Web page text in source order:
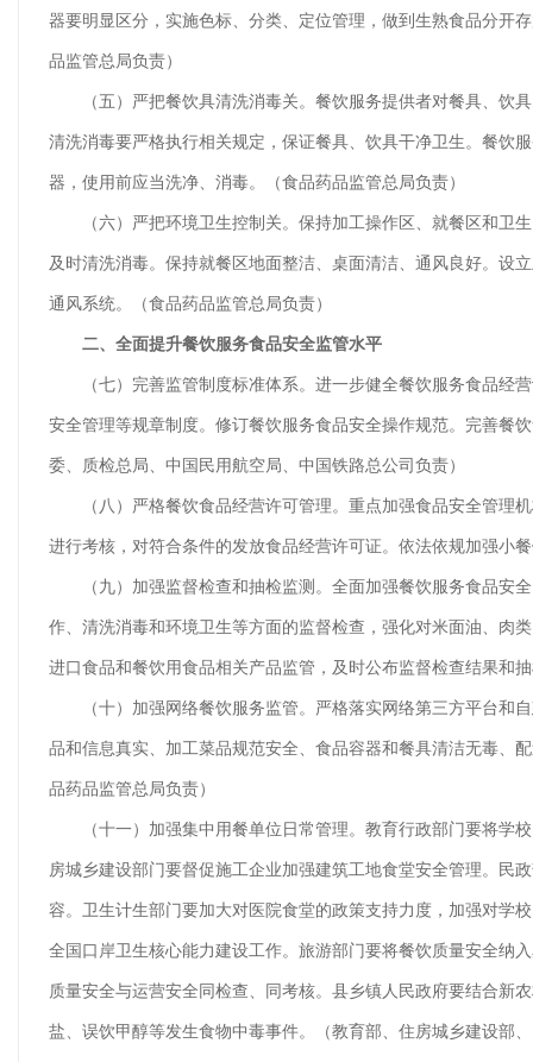
器要明显区分，实施色标、分类、定位管理，做到生熟食品分开
品监管总局负责）
（五）严把餐饮具清洗消毒关。餐饮服务提供者对餐具、饮具
清洗消毒要严格执行相关规定，保证餐具、饮具干净卫生。餐饮
器，使用前应当洗净、消毒。（食品药品监管总局负责）
（六）严把环境卫生控制关。保持加工操作区、就餐区和卫生
及时清洗消毒。保持就餐区地面整洁、桌面清洁、通风良好。设
通风系统。（食品药品监管总局负责）
二、全面提升餐饮服务食品安全监管水平
（七）完善监管制度标准体系。进一步健全餐饮服务食品经营
安全管理等规章制度。修订餐饮服务食品安全操作规范。完善餐
委、质检总局、中国民用航空局、中国铁路总公司负责）
（八）严格餐饮食品经营许可管理。重点加强食品安全管理机
进行考核，对符合条件的发放食品经营许可证。依法依规加强小
（九）加强监督检查和抽检监测。全面加强餐饮服务食品安全
作、清洗消毒和环境卫生等方面的监督检查，强化对米面油、肉
进口食品和餐饮用食品相关产品监管，及时公布监督检查结果和
（十）加强网络餐饮服务监管。严格落实网络第三方平台和自
品和信息真实、加工菜品规范安全、食品容器和餐具清洁无毒、
品药品监管总局负责）
（十一）加强集中用餐单位日常管理。教育行政部门要将学校
房城乡建设部门要督促施工企业加强建筑工地食堂安全管理。民
容。卫生计生部门要加大对医院食堂的政策支持力度，加强对学
全国口岸卫生核心能力建设工作。旅游部门要将餐饮质量安全纳
质量安全与运营安全同检查、同考核。县乡镇人民政府要结合新
盐、误饮甲醇等发生食物中毒事件。（教育部、住房城乡建设部